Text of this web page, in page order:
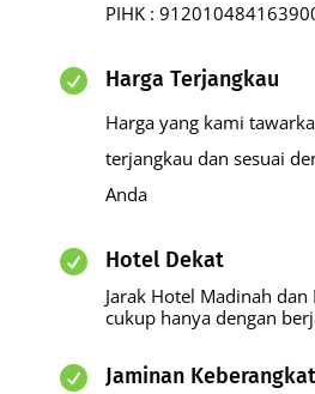
PIHK :
 Harga Terjangkau
Harga yang kami
terjangkau dan sesuai
Anda
 Hotel Dekat
Jarak Hotel Madinah
cukup hanya dengan
 Jaminan